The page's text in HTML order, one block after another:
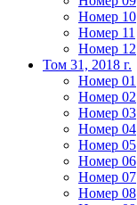
Номер 10
Номер 11
Номер 12
Том 31, 2018 г.
Номер 01
Номер 02
Номер 03
Номер 04
Номер 05
Номер 06
Номер 07
Номер 08